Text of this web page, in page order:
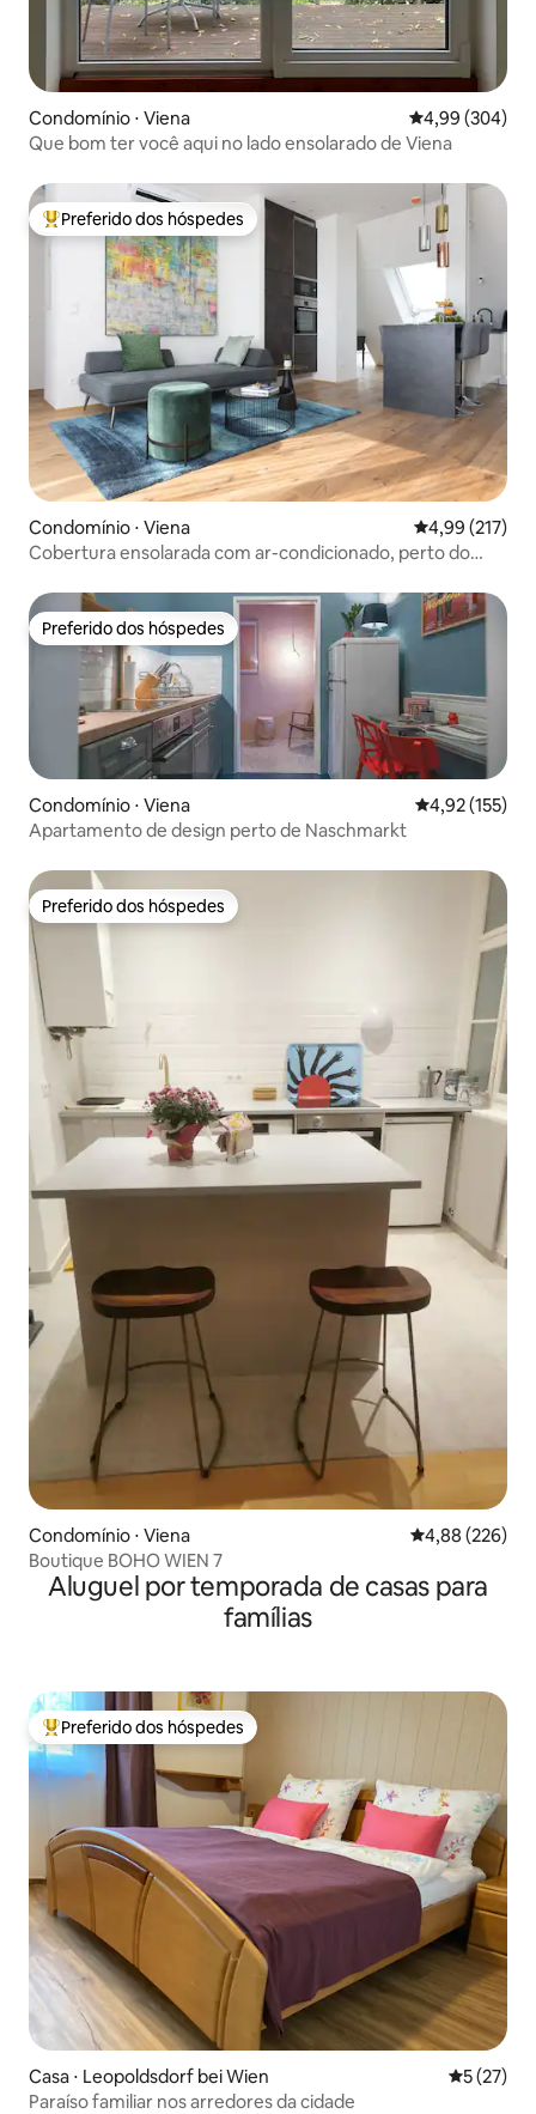
Condomínio ⋅ Viena 4,99 de uma
4,99 (304)
Que bom ter você aqui no lado ensolarado de Viena
Entre os melhores preferidos dos hóspedes
Preferido dos hóspedes
Condomínio ⋅ Viena 4,99 de uma
4,99 (217)
Cobertura ensolarada com ar-condicionado, perto do
Preferido dos hóspedes
Preferido dos hóspedes
Condomínio ⋅ Viena 4,92 de uma
4,92 (155)
Apartamento de design perto de Naschmarkt
Preferido dos hóspedes
Preferido dos hóspedes
Condomínio ⋅ Viena 4,88 de uma
4,88 (226)
Boutique BOHO WIEN 7
Aluguel por temporada de casas para
famílias
Entre os melhores preferidos dos hóspedes
Preferido dos hóspedes
Casa ⋅ Leopoldsdorf bei Wien 5 de uma
5 (27)
Paraíso familiar nos arredores da cidade